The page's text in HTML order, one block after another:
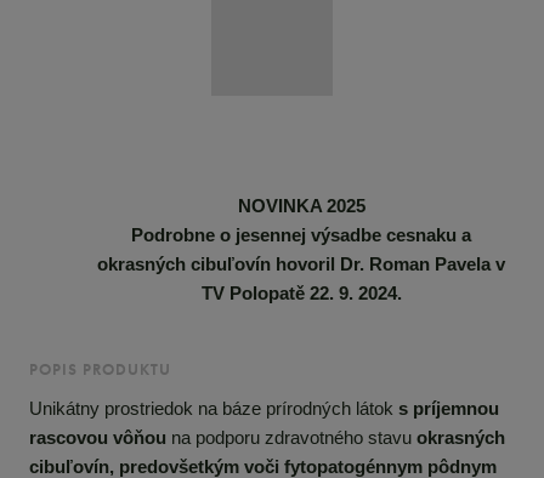
NOVINKA 2025
Podrobne o jesennej výsadbe cesnaku a
okrasných cibuľovín hovoril Dr. Roman Pavela v
TV Polopatě 22. 9. 2024.
POPIS PRODUKTU
Unikátny prostriedok na báze prírodných látok s príjemnou
rascovou vôňou na podporu zdravotného stavu okrasných
cibuľovín, predovšetkým voči fytopatogénnym pôdnym